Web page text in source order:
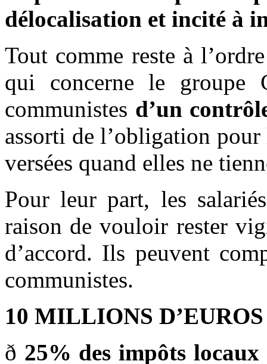
délocalisation et incité à
Tout comme reste à
qui concerne le groupe
communistes d’un
assorti de l’obligation pour
versées quand elles ne
Pour leur part, les
raison de vouloir rester
d’accord. Ils peuvent
communistes.
10 MILLIONS
ð 25% des impôts locaux